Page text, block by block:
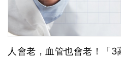
人會老，血管也會老！「